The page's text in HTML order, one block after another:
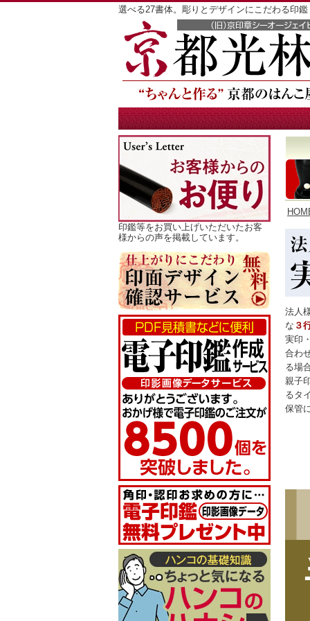
選べる27書体。彫りとデザインにこだわる印
印鑑等をお買い上げいただいたお客
様からの声を掲載しています。
法人
な ３
実印
合わ
る場
親子
るタ
保管